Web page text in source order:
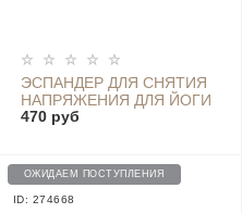
ЭСПАНДЕР ДЛЯ СНЯТИЯ
НАПРЯЖЕНИЯ ДЛЯ ЙОГИ
И ФИТНЕСА YUNMAI
470 руб
ОЖИДАЕМ ПОСТУПЛЕНИЯ
ID: 274668